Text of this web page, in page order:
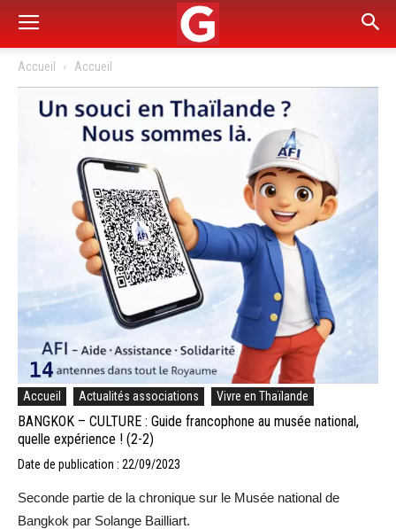
Accueil Accueil
Accueil Actualités associations Vivre en Thaïlande
BANGKOK – CULTURE : Guide francophone au musée national,
quelle expérience ! (2-2)
Date de publication : 22/09/2023
Seconde partie de la chronique sur le Musée national de
Bangkok par Solange Bailliart.